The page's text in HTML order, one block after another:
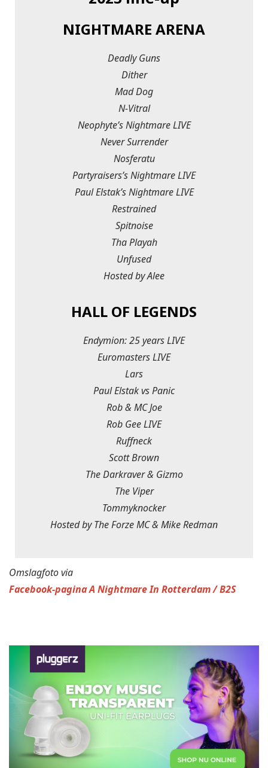
NIGHTMARE ARENA
Deadly Guns
Dither
Mad Dog
N-Vitral
Neophyte’s Nightmare LIVE
Never Surrender
Nosferatu
Partyraisers’s Nightmare LIVE
Paul Elstak’s Nightmare LIVE
Restrained
Spitnoise
Tha Playah
Unfused
Hosted by Alee
HALL OF LEGENDS
Endymion: 25 years LIVE
Euromasters LIVE
Lars
Paul Elstak vs Panic
Rob & MC Joe
Rob Gee LIVE
Ruffneck
Scott Brown
The Darkraver & Gizmo
The Viper
Tommyknocker
Hosted by The Forze MC & Mike Redman
Omslagfoto via
Facebook-pagina A Nightmare In Rotterdam / B2S